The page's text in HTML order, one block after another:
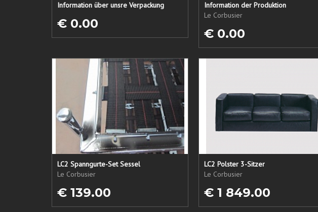
Information über unsre Verpackung
€ 0.00
Information der Produktion
Le Corbusier
€ 0.00
LC2 Spanngurte-Set Sessel
Le Corbusier
€ 139.00
LC2 Polster 3-Sitzer
Le Corbusier
€ 1 849.00